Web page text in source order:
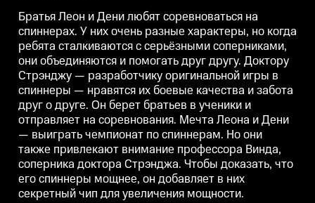
друге. Он берет братьев в
ученики и отправляет на
соревнования. Мечта Леона и
Дени — выиграть чемпионат по
спиннерам. Но они также
привлекают внимание
профессора Винда, соперника
доктора Стрэнджа. Чтобы
доказать, что его спиннеры
мощнее, он добавляет в них
секретный чип для увеличения
мощности.
друге. Он берет братьев в
ученики и отправляет на
соревнования. Мечта Леона и
Дени — выиграть чемпионат по
спиннерам. Но они также
привлекают внимание
профессора Винда, соперника
доктора Стрэнджа. Чтобы
доказать, что его спиннеры
мощнее, он добавляет в них
секретный чип для увеличения
Братья Леон и Дени любят соревноваться на
спиннерах. У них очень разные характеры, но когда
ребята сталкиваются с серьёзными соперниками,
они объединяются и помогать друг другу. Доктору
Стрэнджу — разработчику оригинальной игры в
спиннеры — нравятся их боевые качества и забота
друг о друге. Он берет братьев в ученики и
отправляет на соревнования. Мечта Леона и Дени
— выиграть чемпионат по спиннерам. Но они
также привлекают внимание профессора Винда,
соперника доктора Стрэнджа. Чтобы доказать, что
его спиннеры мощнее, он добавляет в них
секретный чип для увеличения мощности.